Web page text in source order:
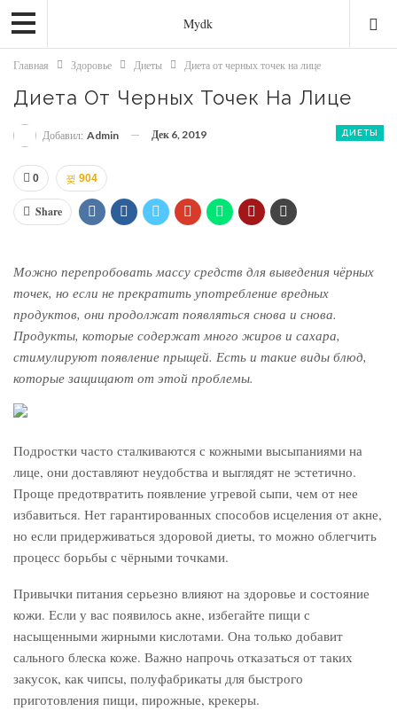
Mydk
Главная Здоровье Диеты Диета от черных точек на лице
Диета От Черных Точек На Лице
ДИЕТЫ
Добавил: Admin Дек 6, 2019
0 904
Share
Можно перепробовать массу средств для выведения чёрных
точек, но если не прекратить употребление вредных
продуктов, они продолжат появляться снова и снова.
Продукты, которые содержат много жиров и сахара,
стимулируют появление прыщей. Есть и такие виды блюд,
которые защищают от этой проблемы.
Подростки часто сталкиваются с кожными высыпаниями на
лице, они доставляют неудобства и выглядят не эстетично.
Проще предотвратить появление угревой сыпи, чем от нее
избавиться. Нет гарантированных способов исцеления от акне,
но если придерживаться здоровой диеты, то можно облегчить
процесс борьбы с чёрными точками.
Привычки питания серьезно влияют на здоровье и состояние
кожи. Если у вас появилось акне, избегайте пищи с
насыщенными жирными кислотами. Она только добавит
сального блеска коже. Важно напрочь отказаться от таких
закусок, как чипсы, полуфабрикаты для быстрого
приготовления пищи, пирожные, крекеры.